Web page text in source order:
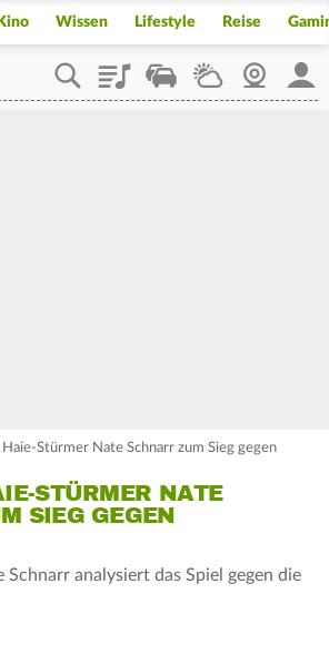
Kino Wissen Lifestyle Reise
PlaylistStaupilotWetterWebcam
Haie-Stürmer Nate Schnarr zum Sieg gegen
STÜRMER NATE
SIEG GEGEN
Schnarr analysiert das Spiel gegen die